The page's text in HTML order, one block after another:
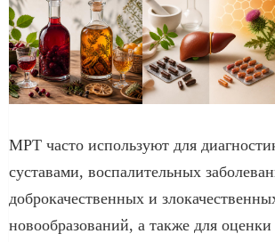
МРТ часто используют для
суставами, воспалительных
доброкачественных и
новообразований, а также для оценки